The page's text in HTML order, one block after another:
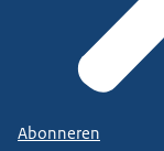
Abonneren